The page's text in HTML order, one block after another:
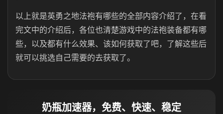
以上就是英勇之地法袍有哪些的全部内容介绍了，在看
完文中的介绍后，各位也清楚游戏中的法袍装备都有哪
些，以及都有什么效果、该如何获取了吧，了解这些后
就可以挑选自己需要的去获取了。
奶瓶加速器，免费、快速、稳定